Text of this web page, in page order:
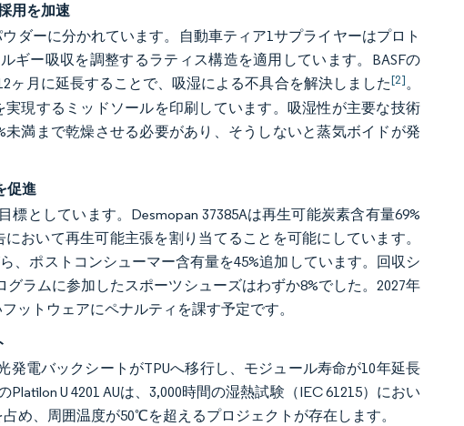
用を加速
ダーに分かれています。自動車ティア1サプライヤーはプロト
ギー吸収を調整するラティス構造を適用しています。BASFの
ヶ月に延長することで、吸湿による不具合を解決しました[2]。
現するミッドソールを印刷しています。吸湿性が主要な技術
満まで乾燥させる必要があり、そうしないと蒸気ボイドが発
促進
としています。Desmopan 37385Aは再生可能炭素含有量69%
おいて再生可能主張を割り当てることを可能にしています。
、ポストコンシューマー含有量を45%追加しています。回収シ
ラムに参加したスポーツシューズはわずか8%でした。2027年
ットウェアにペナルティを課す予定です。
電バックシートがTPUへ移行し、モジュール寿命が10年延長
U 4201 AUは、3,000時間の湿熱試験（IEC 61215）におい
め、周囲温度が50℃を超えるプロジェクトが存在します。